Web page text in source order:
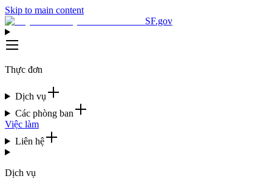
Skip to main content
SF.gov
Thực đơn
Dịch vụ
Các phòng ban
Việc làm
Liên hệ
Dịch vụ